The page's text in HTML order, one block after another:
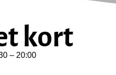
kort
– 20:00